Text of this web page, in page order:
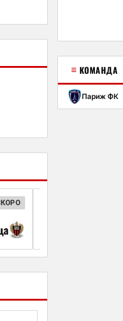
≡ КОМАНДА
Париж ФК